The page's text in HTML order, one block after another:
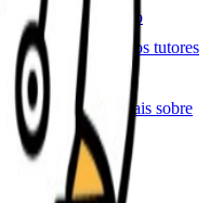
Contato direto com o
experiências de outros tutores
sociais
profissional Saiba mais sobre